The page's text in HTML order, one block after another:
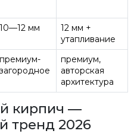
10—12 мм
12 мм +
утапливание
премиум-
загородное
премиум,
авторская
архитектура
кирпич —
тренд 2026